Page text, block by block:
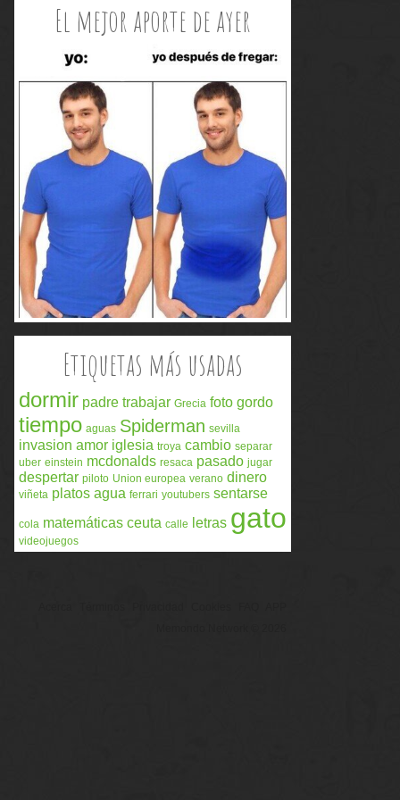
El mejor aporte de ayer
Etiquetas más usadas
dormir padre trabajar Grecia foto gordo
tiempo aguas Spiderman sevilla
invasion amor iglesia troya cambio separar
uber einstein mcdonalds resaca pasado jugar
despertar piloto Union europea verano dinero
viñeta platos agua ferrari youtubers sentarse
cola matemáticas ceuta calle letras gato
videojuegos